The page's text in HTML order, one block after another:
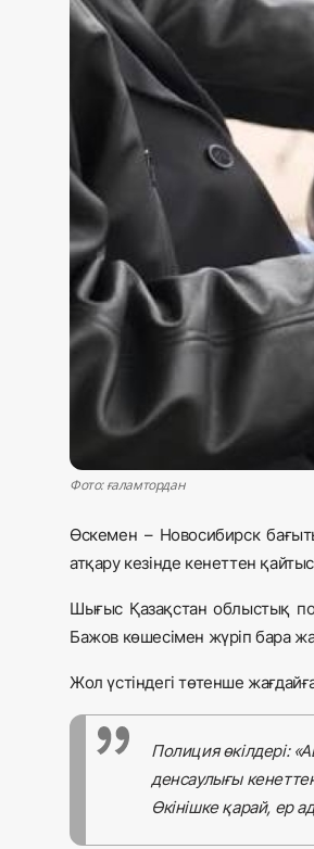
Жаңалықтар
Журналистік зерттеу
Қазақ тілі
Фото: ғаламтордан
Өскемен – Новосибирск
атқару кезінде кенеттен
Шығыс Қазақстан облыстық
Бажов көшесімен жүріп бара
Жол үстіндегі төтенше
Полиция өкілдері:
денсаулығы
Өкінішке қарай, ер